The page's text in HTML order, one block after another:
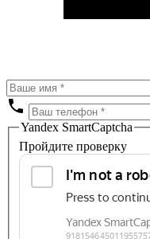
Yandex SmartCaptcha
Пройдите проверку